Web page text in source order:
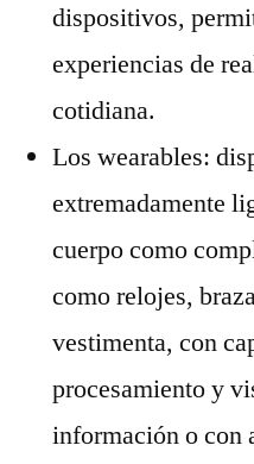
dispositivos,
experiencias de
cotidiana.
Los wearables:
extremadamente
cuerpo como
como relojes,
vestimenta, con
procesamiento y
información o con